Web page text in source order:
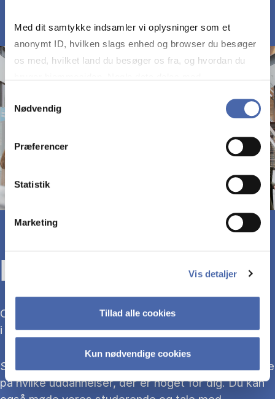
Med dit samtykke indsamler vi oplysninger som et
anonymt ID, hvilken slags enhed og browser du besøger
os med, hvilket land du besøger os fra, og hvordan du
markedsføring. Du bestemmer selv - og kan altid trække
Nødvendig
Præferencer
Statistik
Marketing
Vis detaljer
Tillad alle cookies
Kun nødvendige cookies
KOM TIL ÅBENT HUS
Overvejer du at søge ind på en bacheloruddannelse
i 2027?
Så kom med til Åbent Hus, hvor du kan blive klogere
på hvilke uddannelser, der er noget for dig. Du kan